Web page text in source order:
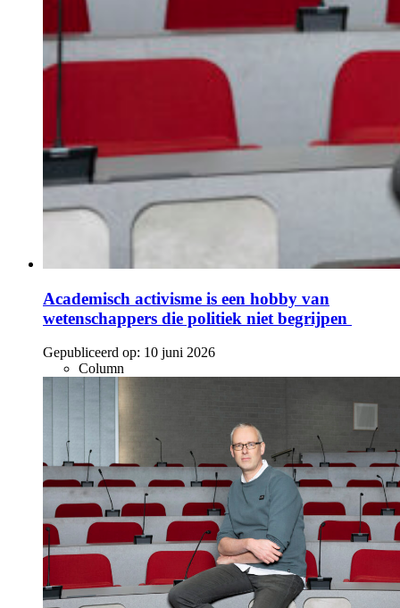
Academisch activisme is een hobby van
wetenschappers die politiek niet begrijpen
Gepubliceerd op: 10 juni 2026
Column